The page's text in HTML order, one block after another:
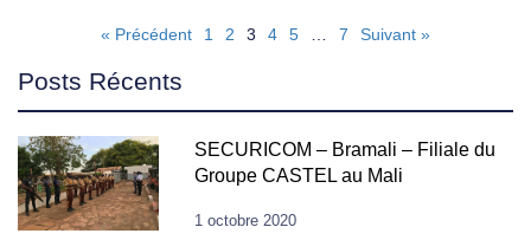
« Précédent 1 2 3 4 5 … 7 Suivant »
Posts Récents
SECURICOM – Bramali – Filiale du
Groupe CASTEL au Mali
1 octobre 2020